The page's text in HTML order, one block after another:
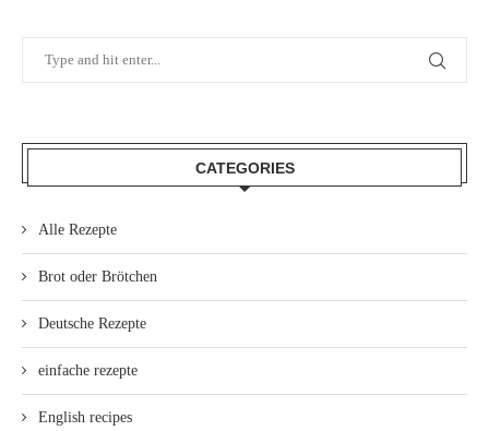
CATEGORIES
Alle Rezepte
Brot oder Brötchen
Deutsche Rezepte
einfache rezepte
English recipes